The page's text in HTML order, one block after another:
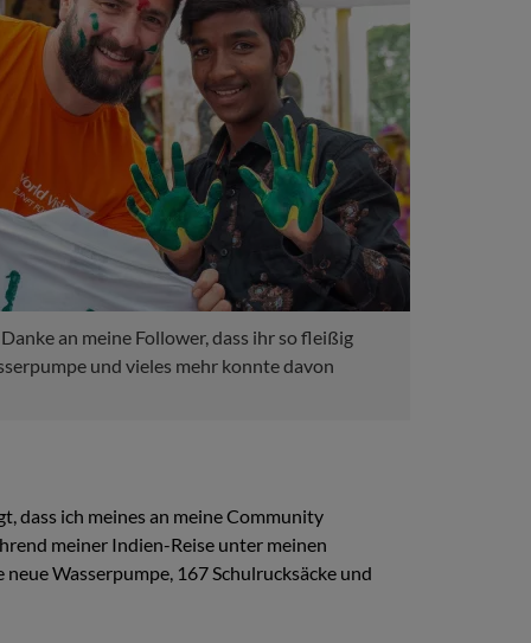
an meine Follower, dass ihr so fleißig
und vieles mehr konnte davon
dass ich meines an meine Community
meiner Indien-Reise unter meinen
Wasserpumpe, 167 Schulrucksäcke und